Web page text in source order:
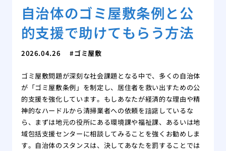
自治体のゴミ屋敷条例と公
的支援で助けてもらう方法
2026.04.26 ゴミ屋敷
ゴミ屋敷問題が深刻な社会課題となる中で、多くの自治体
が「ゴミ屋敷条例」を制定し、居住者を救い出すための公
的支援を強化しています。もしあなたが経済的な理由や精
神的なハードルから清掃業者への依頼を躊躇しているな
ら、まずは地元の役所にある環境課や福祉課、あるいは地
域包括支援センターに相談してみることを強くお勧めしま
す。自治体のスタンスは、決してあなたを罰することでは